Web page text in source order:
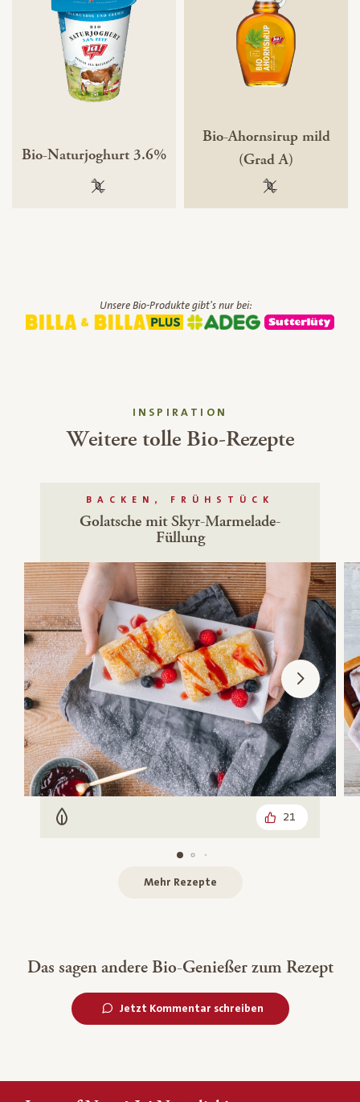
Bio-Naturjoghurt 3.6%
100 % gentechnikfrei
Bio-Ahornsirup mild
(Grad A)
100 %
Unsere Bio-Produkte gibt's nur bei:
INSPIRATION
Weitere tolle Bio-Rezepte
BACKEN, FRÜHSTÜCK
Golatsche mit Skyr-Marmelade-
Füllung
Vegetarisch 21
Mehr Rezepte
Das sagen andere Bio-Genießer zum Rezept
Jetzt Kommentar schreiben